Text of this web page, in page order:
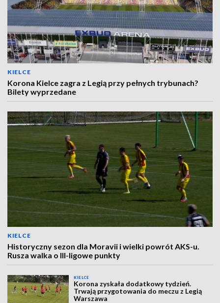
KIELCE
Korona Kielce zagra z Legią przy pełnych trybunach?
Bilety wyprzedane
KIELCE
Historyczny sezon dla Moravii i wielki powrót AKS-u.
Rusza walka o III-ligowe punkty
KIELCE
Korona zyskała dodatkowy tydzień.
Trwają przygotowania do meczu z Legią
Warszawa